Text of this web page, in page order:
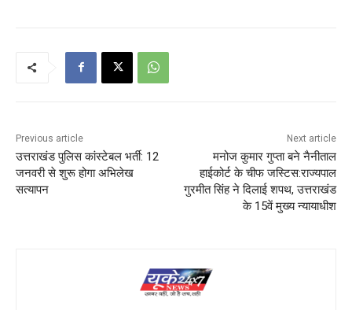
Previous article
उत्तराखंड पुलिस कांस्टेबल भर्ती: 12
जनवरी से शुरू होगा अभिलेख
सत्यापन
Next article
मनोज कुमार गुप्ता बने नैनीताल
हाईकोर्ट के चीफ जस्टिस:राज्यपाल
गुरमीत सिंह ने दिलाई शपथ, उत्तराखंड
के 15वें मुख्य न्यायाधीश